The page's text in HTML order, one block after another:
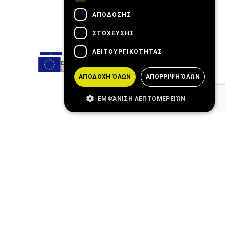
ΑΠΌΔΟΣΗΣ
ΣΤΌΧΕΥΣΗΣ
ΛΕΙΤΟΥΡΓΙΚΌΤΗΤΑΣ
ΑΠΟΔΟΧΉ ΌΛΩΝ ΑΠΌΡΡΙΨΗ ΌΛΩΝ
ΕΜΦΆΝΙΣΗ ΛΕΠΤΟΜΕΡΕΙΏΝ